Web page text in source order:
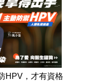
HPV，才有資格